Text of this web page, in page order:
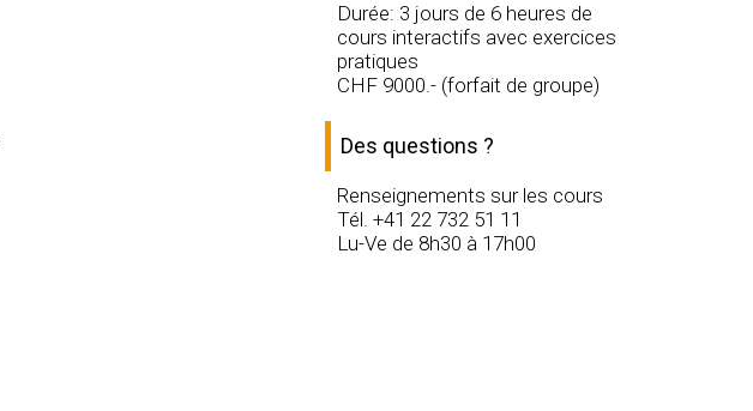
Durée: 3 jours de 6 heures de
cours interactifs avec exercices
pratiques
CHF 9000.- (forfait de groupe)
Des questions ?
Renseignements sur les cours
Tél. +41 22 732 51 11
Lu-Ve de 8h30 à 17h00